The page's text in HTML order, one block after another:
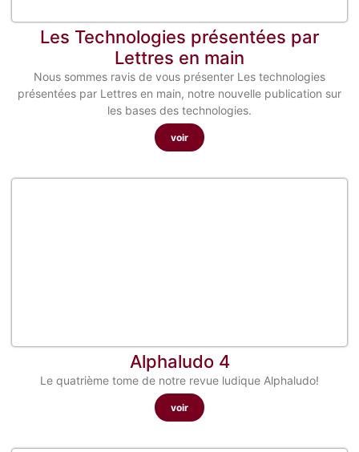
Les Technologies présentées par
Lettres en main
Nous sommes ravis de vous présenter Les technologies
présentées par Lettres en main, notre nouvelle publication sur
les bases des technologies.
voir
Alphaludo 4
Le quatrième tome de notre revue ludique Alphaludo!
voir